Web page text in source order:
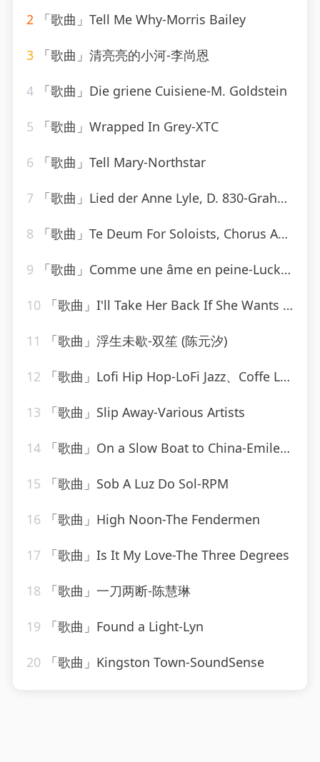
2 「歌曲」Tell Me Why-Morris Bailey
3 「歌曲」清亮亮的小河-李尚恩
4 「歌曲」Die griene Cuisiene-M. Goldstein
5 「歌曲」Wrapped In Grey-XTC
6 「歌曲」Tell Mary-Northstar
7 「歌曲」Lied der Anne Lyle, D. 830-Graham Johnson、marie mclaughlin
8 「歌曲」Te Deum For Soloists, Chorus And Orchestra, H. 146 - Prélude. Rondeau
9 「歌曲」Comme une âme en peine-Lucky Blondo
10 「歌曲」I'll Take Her Back If She Wants To Come Back-fletcher henderson
11 「歌曲」浮生未歇-双笙 (陈元汐)
12 「歌曲」Lofi Hip Hop-LoFi Jazz、Coffe Lofi、Sleepy Lofi Vibes、Chill LoFi Cafe
13 「歌曲」Slip Away-Various Artists
14 「歌曲」On a Slow Boat to China-Emile Ford & The Checkmates
15 「歌曲」Sob A Luz Do Sol-RPM
16 「歌曲」High Noon-The Fendermen
17 「歌曲」Is It My Love-The Three Degrees
18 「歌曲」一刀两断-陈慧琳
19 「歌曲」Found a Light-Lyn
20 「歌曲」Kingston Town-SoundSense